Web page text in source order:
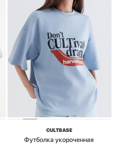
CULTBASE
Футболка укороченная